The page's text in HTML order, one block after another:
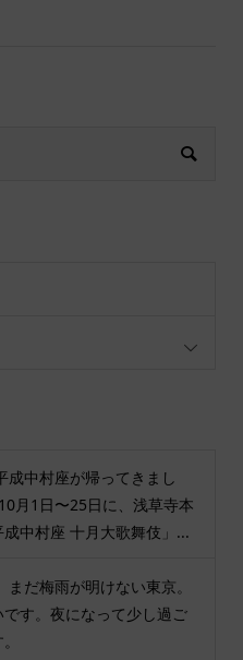
成中村座が帰ってきまし
月1日〜25日に、浅草寺本
中村座 十月大歌舞伎」...
だ梅雨が明けない東京。
す。夜になって少し過ご